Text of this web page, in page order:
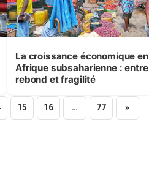
La croissance économique en
Afrique subsaharienne : entre
rebond et fragilité
15 16 … 77 »